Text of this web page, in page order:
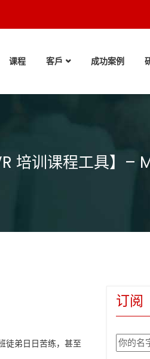
课程 客戶 成功案例
培训课程工具】–
徒弟日日苦练，甚至
订阅